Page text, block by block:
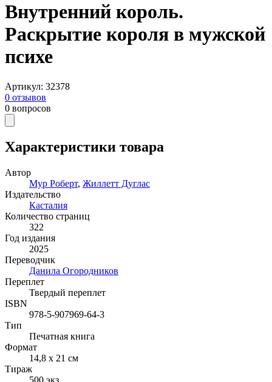
Внутренний король.
Раскрытие короля в мужской
психе
Артикул: 32378
0 отзывов
0 вопросов
Характеристики товара
Автор
Мур Роберт, Жиллетт Дуглас
Издательство
Касталия
Количество страниц
322
Год издания
2025
Переводчик
Данила Огородников
Переплет
Твердый переплет
ISBN
978-5-907969-64-3
Тип
Печатная книга
Формат
14,8 x 21 см
Тираж
500 экз.